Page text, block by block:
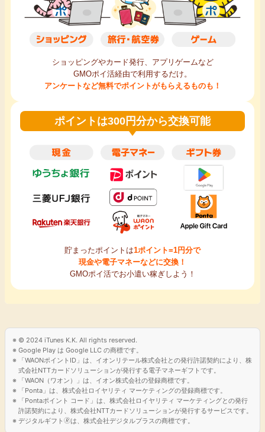
ショッピングやカード発行、アプリゲームなど
GMOポイ活経由で利用するだけ。
アンケートなど無料でポイントがもらえるものも！
ポイントは300円分から交換可能
貯まったポイントは1ポイント=1円分で
現金や電子マネーなどに交換！
GMOポイ活でお小遣い稼ぎしよう！
© 2024 iTunes K.K. All rights reserved.
Google Play は Google LLC の商標です。
「WAONポイントID」は、イオンリテール株式会社との発行許諾契約により、株
式会社NTTカードソリューションが発行する電子マネーギフトです。
「WAON（ワオン）」は、イオン株式会社の登録商標です。
「Ponta」は、株式会社ロイヤリティ マーケティングの登録商標です。
「Pontaポイント コード」は、株式会社ロイヤリティ マーケティングとの発行
許諾契約により、株式会社NTTカードソリューションが発行するサービスです。
デジタルギフト🄬は、株式会社デジタルプラスの商標です。